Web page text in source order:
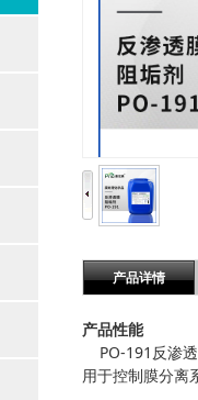
产品详情
产品性能
PO-191反渗透
用于控制膜分离